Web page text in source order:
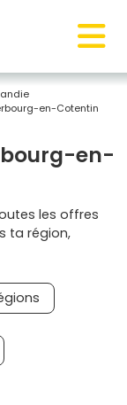
en-Cotentin
en-
les offres
ta région,